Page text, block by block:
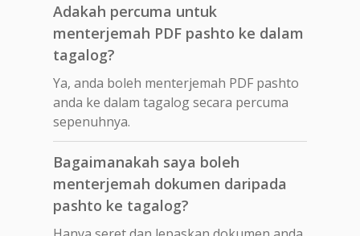
Adakah percuma untuk
menterjemah PDF pashto ke dalam
tagalog?
Ya, anda boleh menterjemah PDF pashto
anda ke dalam tagalog secara percuma
sepenuhnya.
Bagaimanakah saya boleh
menterjemah dokumen daripada
pashto ke tagalog?